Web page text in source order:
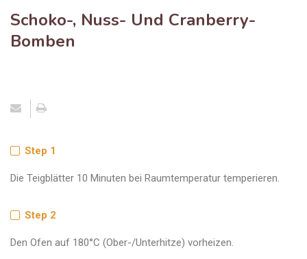
Schoko-, Nuss- Und Cranberry-
Bomben
Step 1
Die Teigblätter 10 Minuten bei Raumtemperatur temperieren.
Step 2
Den Ofen auf 180°C (Ober-/Unterhitze) vorheizen.